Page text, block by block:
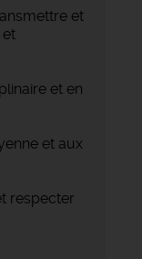
et
et en
et aux
respecter